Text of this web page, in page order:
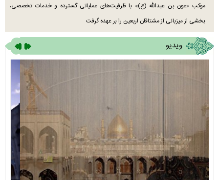
موکب «عون بن عبدالله (ع)» با ظرفیت‌های عملیاتی گسترده و خدمات تخصصی،
بخشی از میزبانی از مشتاقان اربعین را بر عهده گرفت
ویدیو